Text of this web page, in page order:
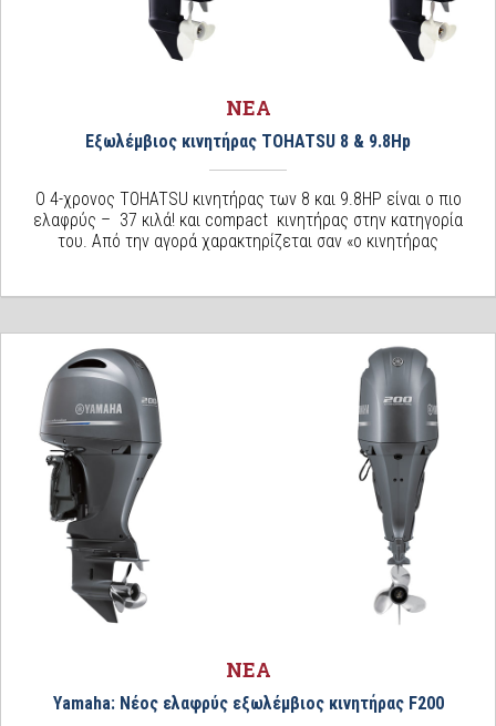
ΝΕΑ
Εξωλέμβιος κινητήρας TOHATSU 8 & 9.8Hp
Ο 4-χρονος TOHATSU κινητήρας των 8 και 9.8ΗΡ είναι ο πιο
ελαφρύς – 37 κιλά! και compact κινητήρας στην κατηγορία
του. Από την αγορά χαρακτηρίζεται σαν «ο κινητήρας
ΝΕΑ
Yamaha: Νέος ελαφρύς εξωλέμβιος κινητήρας F200